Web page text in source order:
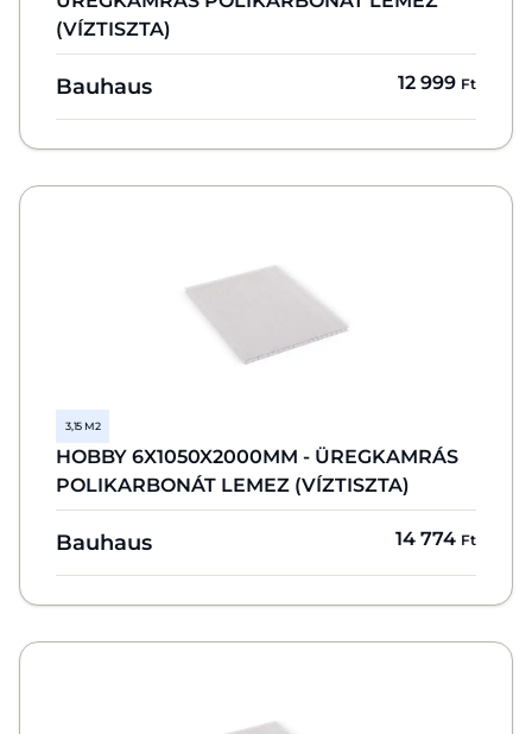
(VÍZTISZTA)
Bauhaus 12 999 Ft
3,15 M2
HOBBY 6X1050X2000MM - ÜREGKAMRÁS
POLIKARBONÁT LEMEZ (VÍZTISZTA)
Bauhaus 14 774 Ft